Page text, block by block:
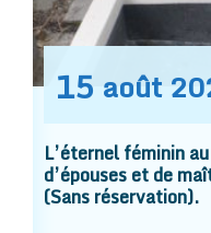
15 août
L’éternel féminin
d’épouses et de
(Sans réservation).